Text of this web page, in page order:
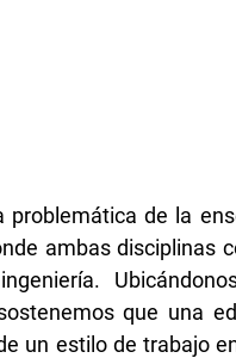
de la
ambas disciplinas
que una
un estilo de trabajo